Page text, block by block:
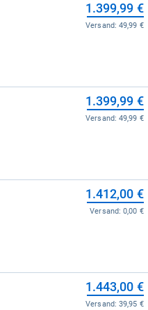
1.399,99 €
Versand:49,99 €
1.399,99 €
Versand:49,99 €
1.412,00 €
Versand:0,00 €
1.443,00 €
Versand:39,95 €